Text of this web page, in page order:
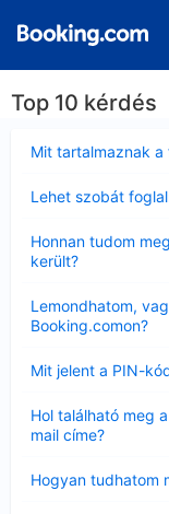
Top 10 kérdés
Mit tartalmaznak
Lehet szobát
Honnan tudom
került?
Lemondhatom,
Booking.comon?
Mit jelent a PIN-
Hol található meg
mail címe?
Hogyan tudhatom